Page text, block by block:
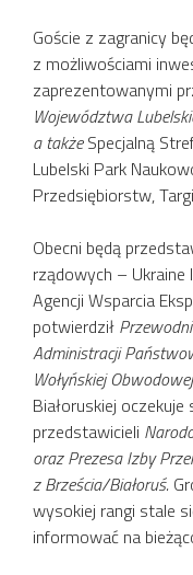
Goście z zagranicy
z możliwościami
zaprezentowanymi
Województwa
a takżeSpecjalną
Lubelski Park
Przedsiębiorstw,
Obecni będą
rządowych –
Agencji Wsparcia
potwierdził
Administracji
Wołyńskiej
Białoruskiej oczekuje
przedstawicieli
oraz Prezesa Izby
z Brześcia/Białoruś.
wysokiej rangi stale
informować na